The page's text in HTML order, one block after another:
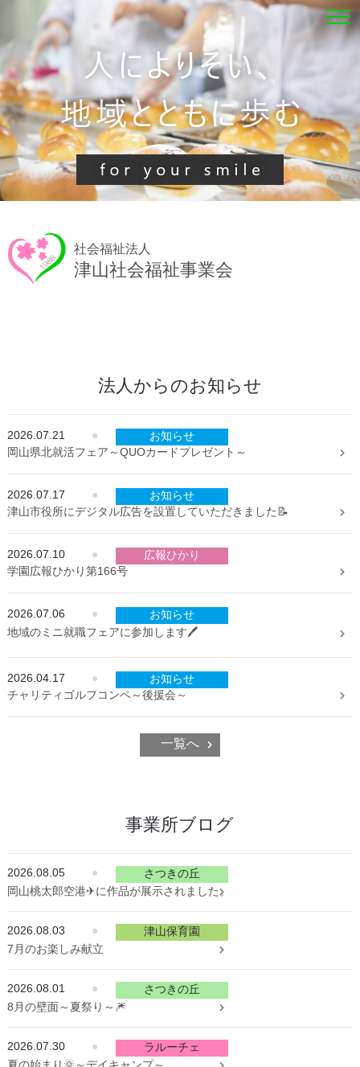
社会福祉法人
津山社会福祉事業会
法人からのお知らせ
2026.07.21 ●
お知らせ
岡山県北就活フェア～QUOカードプレゼント～
2026.07.17 ●
お知らせ
津山市役所にデジタル広告を設置していただきました📝
2026.07.10 ●
広報ひかり
学園広報ひかり第166号
2026.07.06 ●
お知らせ
地域のミニ就職フェアに参加します🖊️
2026.04.17 ●
お知らせ
チャリティゴルフコンペ～後援会～
一覧へ
事業所ブログ
2026.08.05 ●
さつきの丘
岡山桃太郎空港✈に作品が展示されました。
2026.08.03 ●
津山保育園
7月のお楽しみ献立
2026.08.01 ●
さつきの丘
8月の壁面～夏祭り～🎆
2026.07.30 ●
ラルーチェ